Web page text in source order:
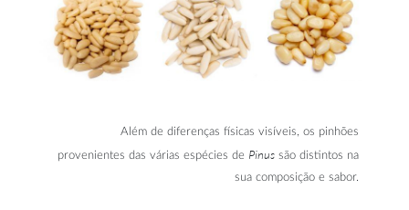
Além de diferenças físicas visíveis, os pinhões
provenientes das várias espécies de Pinus são distintos na
sua composição e sabor.